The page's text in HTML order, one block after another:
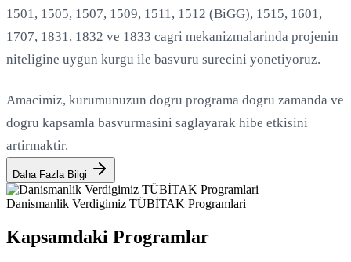
1501, 1505, 1507, 1509, 1511, 1512 (BiGG), 1515, 1601,
1707, 1831, 1832 ve 1833 cagri mekanizmalarinda projenin
niteligine uygun kurgu ile basvuru surecini yonetiyoruz.
Amacimiz, kurumunuzun dogru programa dogru zamanda ve
dogru kapsamla basvurmasini saglayarak hibe etkisini
artirmaktir.
Daha Fazla Bilgi
Danismanlik Verdigimiz TÜBİTAK Programlari
Kapsamdaki Programlar